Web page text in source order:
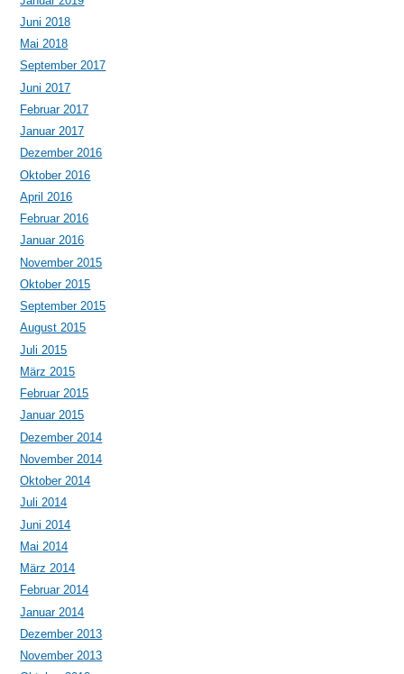
Juni 2018
Mai 2018
September 2017
Juni 2017
Februar 2017
Januar 2017
Dezember 2016
Oktober 2016
April 2016
Februar 2016
Januar 2016
November 2015
Oktober 2015
September 2015
August 2015
Juli 2015
März 2015
Februar 2015
Januar 2015
Dezember 2014
November 2014
Oktober 2014
Juli 2014
Juni 2014
Mai 2014
März 2014
Februar 2014
Januar 2014
Dezember 2013
November 2013